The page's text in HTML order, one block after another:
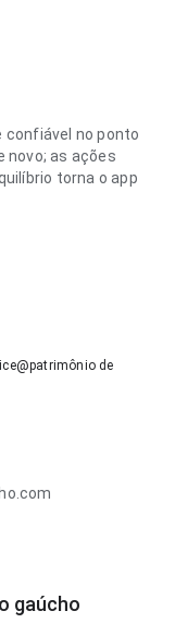
confiável no ponto
novo; as ações
torna o app
de
gaúcho